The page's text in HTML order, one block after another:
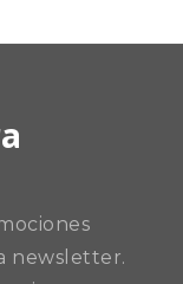
newsletter.